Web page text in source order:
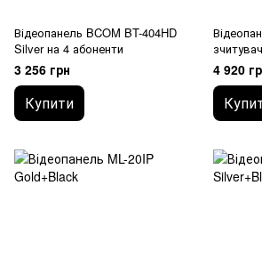
Відеопанель BCOM BT-404HD
Silver на 4 абоненти
3 256 грн
Купити
4 920